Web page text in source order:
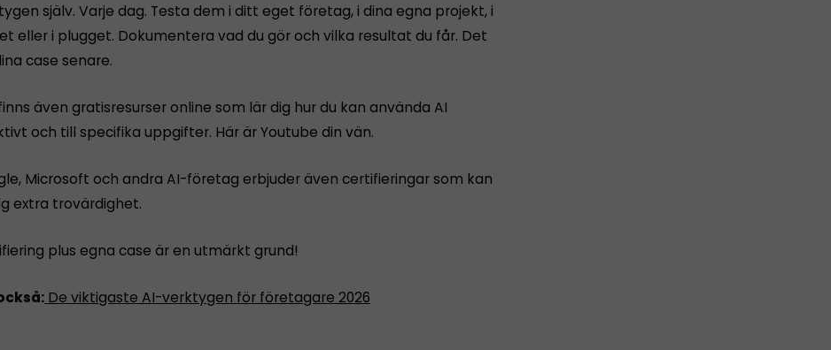
själv. Varje dag. Testa dem i ditt eget företag, i dina egna projekt, i
eller i plugget. Dokumentera vad du gör och vilka resultat du får. Det
case senare.
även gratisresurser online som lär dig hur du kan använda AI
och till specifika uppgifter. Här är Youtube din vän.
Microsoft och andra AI-företag erbjuder även certifieringar som kan
extra trovärdighet.
plus egna case är en utmärkt grund!
De viktigaste AI-verktygen för företagare 2026